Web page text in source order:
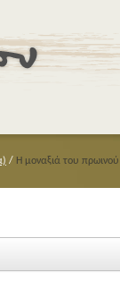
/ Η μοναξιά του πρωινού